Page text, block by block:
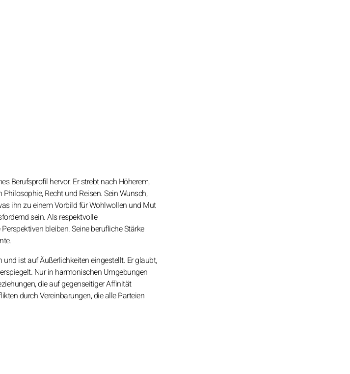
Berufsprofil hervor. Er strebt nach Höherem,
Recht und Reisen. Sein Wunsch,
ihn zu einem Vorbild für Wohlwollen und Mut
sein. Als respektvolle
bleiben. Seine berufliche Stärke
ist auf Äußerlichkeiten eingestellt. Er glaubt,
Nur in harmonischen Umgebungen
die auf gegenseitiger Affinität
durch Vereinbarungen, die alle Parteien